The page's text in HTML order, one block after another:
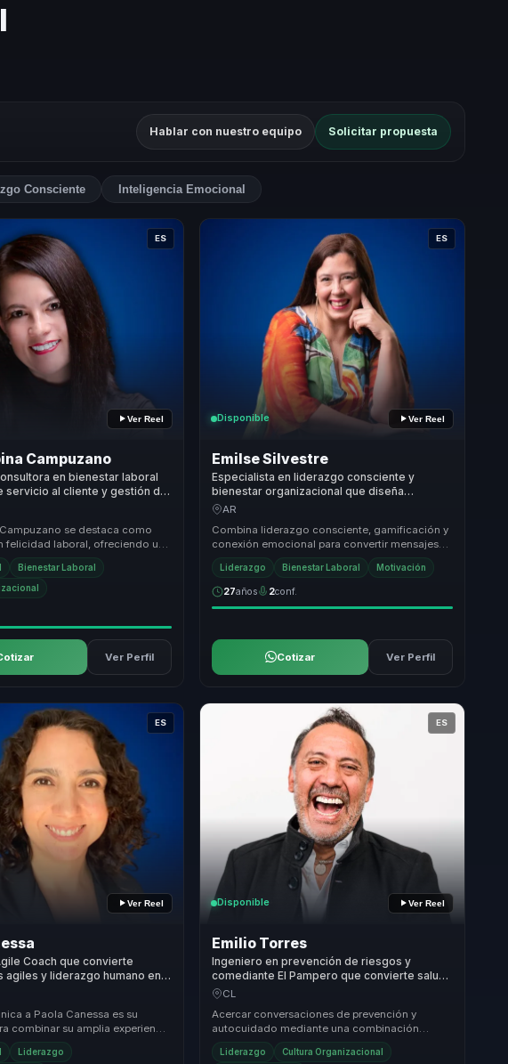
Hablar con nuestro equipo Solicitar propuesta
Consciente Inteligencia Emocional
ES
Ver Reel
Campuzano
en bienestar laboral
servicio al cliente y gestión del
equilibrio y cultura
se destaca como
felicidad laboral, ofreciendo una
única que transforma
Bienestar Laboral
Ver Perfil
ES
Disponible Ver Reel
Emilse Silvestre
Especialista en liderazgo consciente y
bienestar organizacional que diseña
experiencias para reforzar comunicación,
AR
Combina liderazgo consciente, gamificación y
conexión emocional para convertir mensajes
corporativos en experiencias memorables. Su
valor...
Liderazgo Bienestar Laboral Motivación
27años 2conf.
Cotizar Ver Perfil
ES
Ver Reel
Coach que convierte
agiles y liderazgo humano en
para equipos con seguridad
a Paola Canessa es su
combinar su amplia experiencia
una visión transformadora del
Liderazgo
ES
Disponible Ver Reel
Emilio Torres
Ingeniero en prevención de riesgos y
comediante El Pampero que convierte salud
ocupacional y humor educativo en atención,
CL
Acercar conversaciones de prevención y
autocuidado mediante una combinación
verificable de experiencia en prevención de
riesgos, humor y ...
Liderazgo Cultura Organizacional